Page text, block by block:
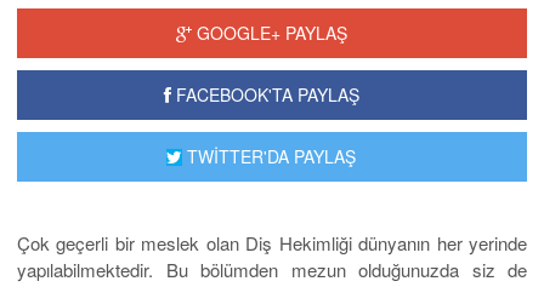
GOOGLE+ PAYLAŞ
FACEBOOK'TA PAYLAŞ
TWİTTER'DA PAYLAŞ
Çok geçerli bir meslek olan Diş Hekimliği dünyanın her yerinde
yapılabilmektedir. Bu bölümden mezun olduğunuzda siz de